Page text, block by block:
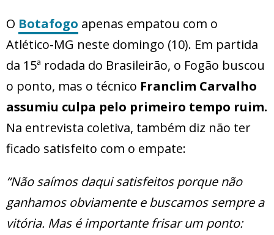
O Botafogo apenas empatou com o
Atlético-MG neste domingo (10). Em partida
da 15ª rodada do Brasileirão, o Fogão buscou
o ponto, mas o técnico Franclim Carvalho
assumiu culpa pelo primeiro tempo ruim.
Na entrevista coletiva, também diz não ter
ficado satisfeito com o empate:
“Não saímos daqui satisfeitos porque não
ganhamos obviamente e buscamos sempre a
vitória. Mas é importante frisar um ponto: